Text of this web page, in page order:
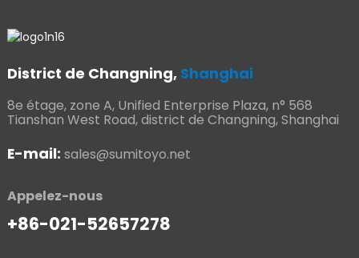
District de Changning, Shanghai
8e étage, zone A, Unified Enterprise Plaza, n° 568
Tianshan West Road, district de Changning, Shanghai
E-mail: sales@sumitoyo.net
Appelez-nous
+86-021-52657278